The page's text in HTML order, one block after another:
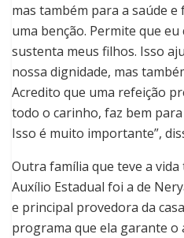
mas também para a saúde e
uma benção. Permite que
sustenta meus filhos. Isso
nossa dignidade, mas
Acredito que uma refeição
todo o carinho, faz bem
Isso é muito importante”,
Outra família que teve a
Auxílio Estadual foi a de
e principal provedora da
programa que ela garante o